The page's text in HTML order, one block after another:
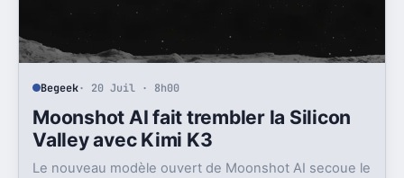
Begeek· 20 Juil · 8h00
Moonshot AI fait trembler la Silicon
Valley avec Kimi K3
Le nouveau modèle ouvert de Moonshot AI secoue le